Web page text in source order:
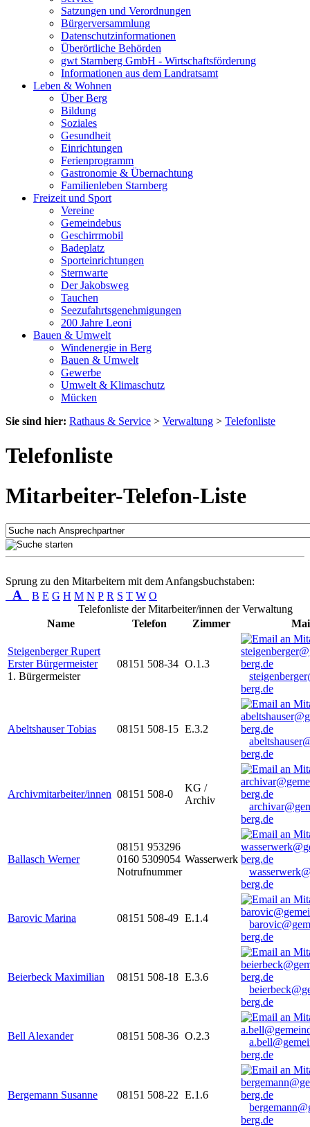
Satzungen und Verordnungen
Bürgerversammlung
Datenschutzinformationen
Überörtliche Behörden
gwt Starnberg GmbH - Wirtschaftsförderung
Informationen aus dem Landratsamt
Leben & Wohnen
Über Berg
Bildung
Soziales
Gesundheit
Einrichtungen
Ferienprogramm
Gastronomie & Übernachtung
Familienleben Starnberg
Freizeit und Sport
Vereine
Gemeindebus
Geschirrmobil
Badeplatz
Sporteinrichtungen
Sternwarte
Der Jakobsweg
Tauchen
Seezufahrtsgenehmigungen
200 Jahre Leoni
Bauen & Umwelt
Windenergie in Berg
Bauen & Umwelt
Gewerbe
Umwelt & Klimaschutz
Mücken
Sie sind hier: Rathaus & Service > Verwaltung > Telefonliste
Telefonliste
Mitarbeiter-Telefon-Liste
Sprung zu den Mitarbeitern mit dem Anfangsbuchstaben:
A B E G H M N P R S T W O
Telefonliste der Mitarbeiter/innen der Verwaltung
Name
Telefon Zimmer
Steigenberger Rupert
Erster Bürgermeister
1. Bürgermeister
08151 508-34 O.1.3
berg.de
Abeltshauser Tobias 08151 508-15 E.3.2
berg.de
Archivmitarbeiter/innen 08151 508-0
KG /
Archiv
berg.de
Ballasch Werner
08151 953296
0160 5309054
Notrufnummer
Wasserwerk
berg.de
Barovic Marina 08151 508-49 E.1.4
berg.de
Beierbeck Maximilian 08151 508-18 E.3.6
berg.de
Bell Alexander 08151 508-36 O.2.3
berg.de
Bergemann Susanne 08151 508-22 E.1.6
berg.de